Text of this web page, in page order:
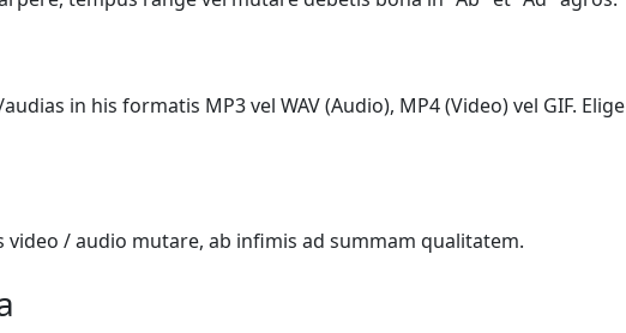
in his formatis MP3 vel WAV (Audio), MP4 (Video) vel GIF. Elige
/ audio mutare, ab infimis ad summam qualitatem.